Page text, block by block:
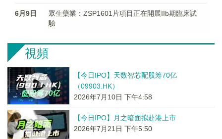
6月9日
眾生藥業：ZSP1601片項目正在開展IIb期臨床試
驗
視頻
【今日IPO】天数智芯配股筹70亿
（09903.HK）
2026年7月10日 下午4:58
【今日IPO】月之暗面拟赴港上市
2026年7月21日 下午5:50